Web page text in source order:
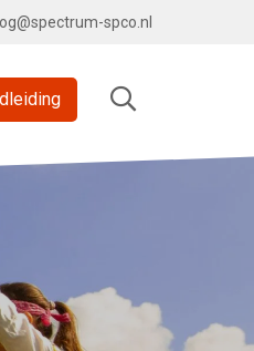
spco.nl